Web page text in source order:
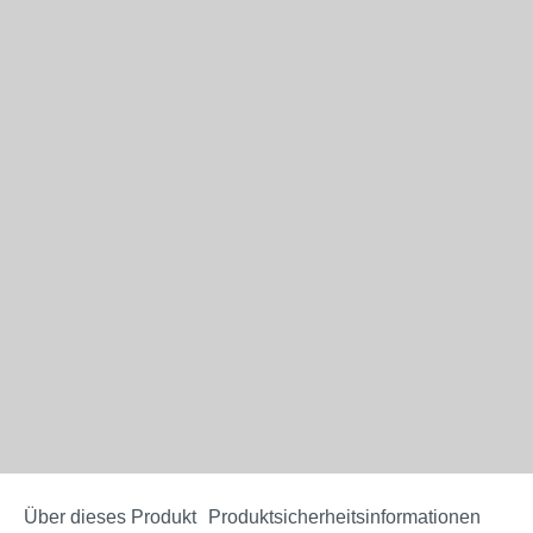
Über dieses Produkt Produktsicherheitsinformationen